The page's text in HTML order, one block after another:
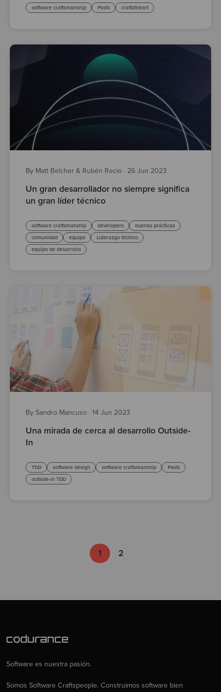
software craftsmanship Posts craftatheart
By Matt Belcher & Rubén Recio · 26 Jun 2023
Un gran desarrollador no siempre significa
un gran líder técnico
software craftsmanship developers
buenas prácticas
comunidad
equipo
Liderazgo técnico
equipo de desarrollo
By Sandro Mancuso · 14 Jun 2023
Una mirada de cerca al desarrollo Outside-
In
TDD software design software craftsmanship
Posts
outside-in TDD
1 2
Software es nuestra pasión.
Somos Software Craftspeople. Construimos software bien